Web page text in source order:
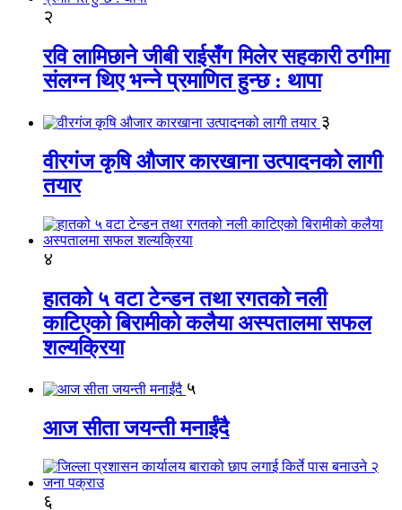
२
रवि लामिछाने जीबी राईसँग मिलेर सहकारी ठगीमा
संलग्न थिए भन्ने प्रमाणित हुन्छ : थापा
३
वीरगंज कृषि औजार कारखाना उत्पादनको लागी
तयार
४
हातको ५ वटा टेन्डन तथा रगतको नली
काटिएको बिरामीको कलैया अस्पतालमा सफल
शल्यक्रिया
५
आज सीता जयन्ती मनाईंदै
६